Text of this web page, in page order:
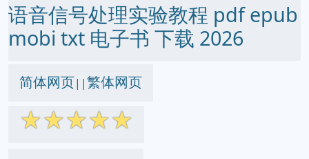
语音信号处理实验教程 pdf epub
mobi txt 电子书 下载 2026
简体网页||繁体网页
☆☆☆☆☆